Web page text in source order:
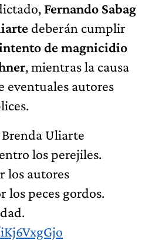
Fernando Sabag
deberán cumplir
de magnicidio
, mientras la causa
eventuales autores
Uliarte
los perejiles.
los autores
los peces gordos.